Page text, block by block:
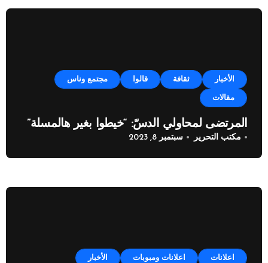
الأخبار ثقافة قالوا مجتمع وناس
مقالات
المرتضى لمحاولي الدسّ: “خيطوا بغير هالمسلة”
مكتب التحرير سبتمبر 8, 2023
اعلانات اعلانات ومبوبات الأخبار